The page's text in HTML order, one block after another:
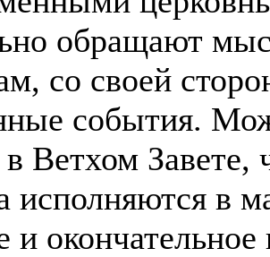
обращают
со своей
события.
Ветхом Завете,
исполняются в
и